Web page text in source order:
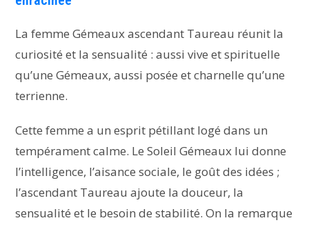
La femme Gémeaux ascendant Taureau réunit la
curiosité et la sensualité : aussi vive et spirituelle
qu’une Gémeaux, aussi posée et charnelle qu’une
terrienne.
Cette femme a un esprit pétillant logé dans un
tempérament calme. Le Soleil Gémeaux lui donne
l’intelligence, l’aisance sociale, le goût des idées ;
l’ascendant Taureau ajoute la douceur, la
sensualité et le besoin de stabilité. On la remarque